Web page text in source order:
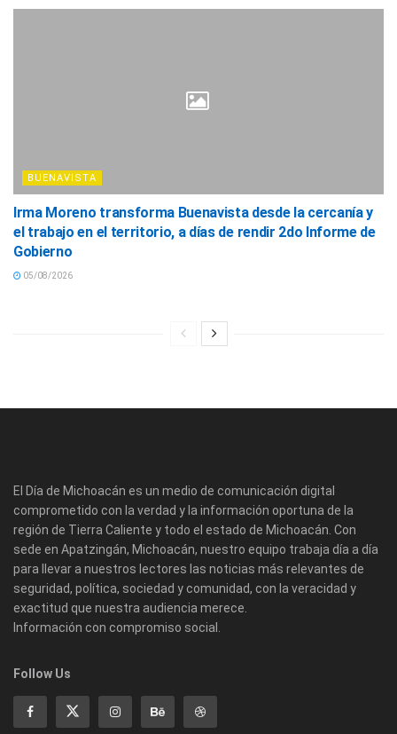
BUENAVISTA
Irma Moreno transforma Buenavista desde la cercanía y
el trabajo en el territorio, a días de rendir 2do Informe de
Gobierno
05/08/2026
El Día de Michoacán es un medio de comunicación digital
comprometido con la verdad y la información oportuna de la
región de Tierra Caliente y todo el estado de Michoacán. Con
sede en Apatzingán, Michoacán, nuestro equipo trabaja día a día
para llevar a nuestros lectores las noticias más relevantes de
seguridad, política, sociedad y comunidad, con la veracidad y
exactitud que nuestra audiencia merece.
Información con compromiso social.
Follow Us